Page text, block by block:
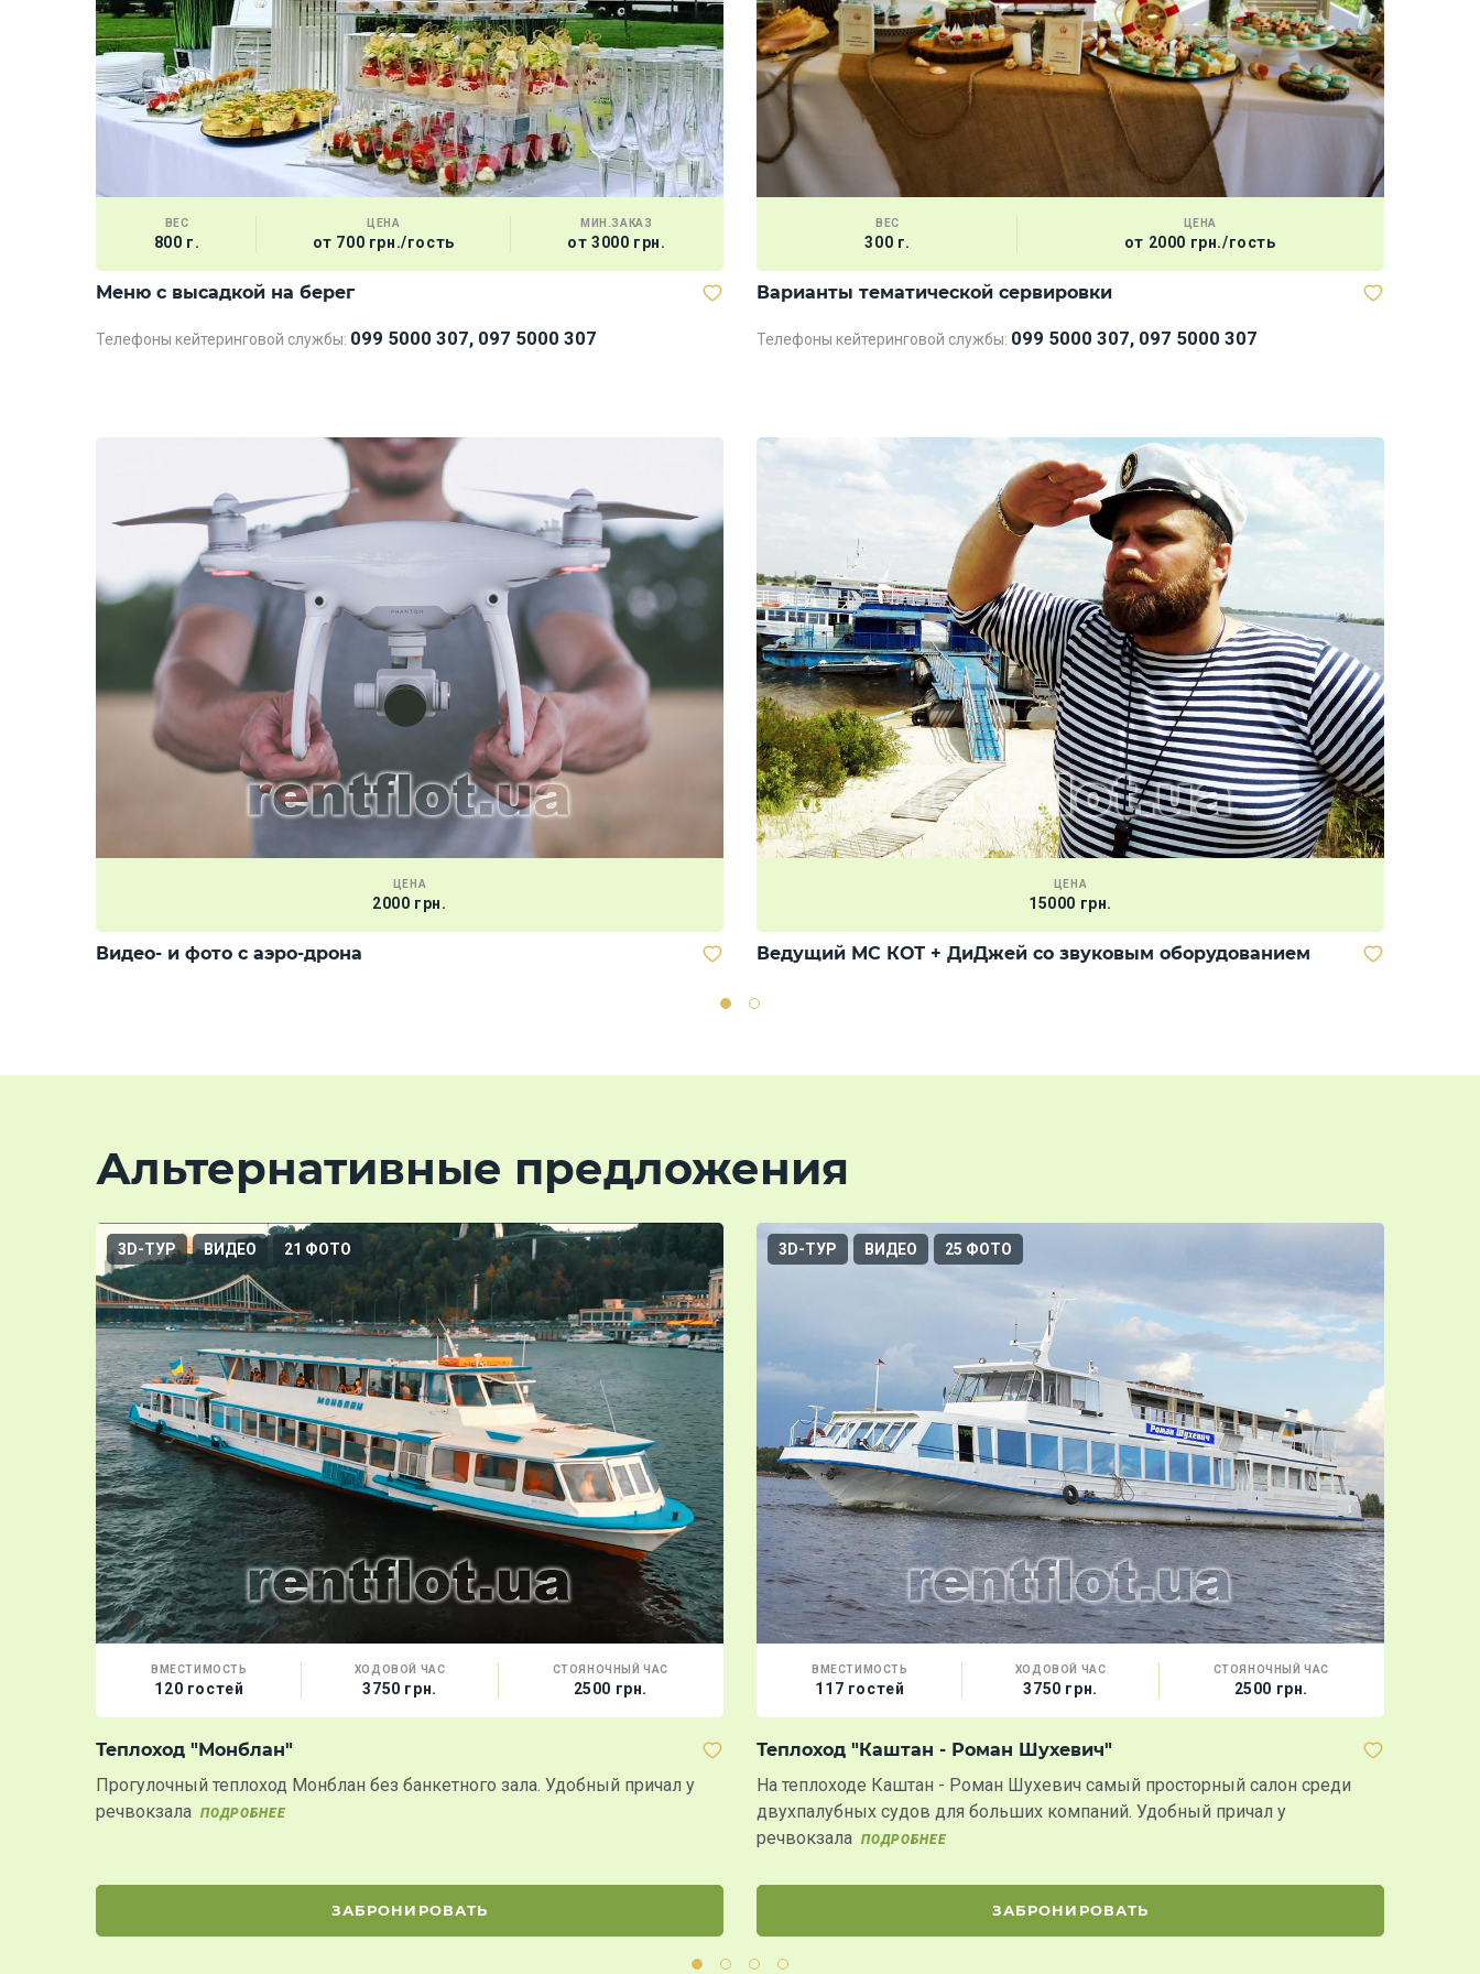
ВЕС
800 г.
ЦЕНА
от 700 грн./гость
МИН.ЗАКАЗ
от 3000 грн.
Меню с высадкой на берег
Телефоны кейтеринговой службы: 099 5000 307, 097 5000 307
ВЕС
300 г.
ЦЕНА
от 2000 грн./гость
Варианты тематической сервировки
Телефоны кейтеринговой службы: 099 5000 307, 097 5000 307
ЦЕНА
2000 грн.
Видео- и фото с аэро-дрона
ЦЕНА
15000 грн.
Ведущий МС КОТ + ДиДжей со звуковым оборудованием
Альтернативные предложения
3D-ТУР ВИДЕО 21 ФОТО
ВМЕСТИМОСТЬ
120 гостей
ХОДОВОЙ ЧАС
3750 грн.
СТОЯНОЧНЫЙ ЧАС
2500 грн.
Теплоход "Монблан"
Прогулочный теплоход Монблан без банкетного зала. Удобный причал у
речвокзала ПОДРОБНЕЕ
ЗАБРОНИРОВАТЬ
3D-ТУР ВИДЕО 25 ФОТО
ВМЕСТИМОСТЬ
117 гостей
ХОДОВОЙ ЧАС
3750 грн.
СТОЯНОЧНЫЙ ЧАС
2500 грн.
Теплоход "Каштан - Роман Шухевич"
На теплоходе Каштан - Роман Шухевич самый просторный салон среди
двухпалубных судов для больших компаний. Удобный причал у
речвокзала ПОДРОБНЕЕ
ЗАБРОНИРОВАТЬ